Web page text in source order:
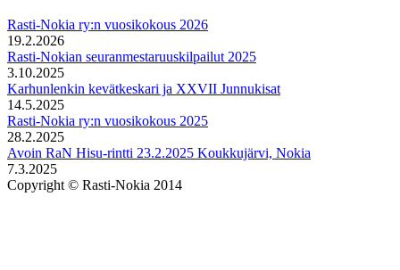
Rasti-Nokia ry:n vuosikokous 2026
19.2.2026
Rasti-Nokian seuranmestaruuskilpailut 2025
3.10.2025
Karhunlenkin kevätkeskari ja XXVII Junnukisat
14.5.2025
Rasti-Nokia ry:n vuosikokous 2025
28.2.2025
Avoin RaN Hisu-rintti 23.2.2025 Koukkujärvi, Nokia
7.3.2025
Copyright © Rasti-Nokia 2014